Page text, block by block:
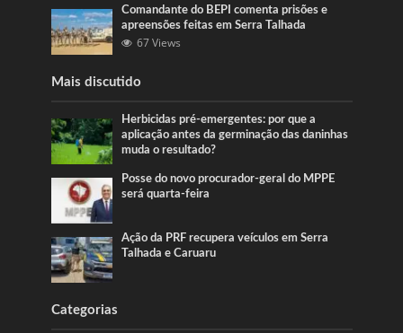
Comandante do BEPI comenta prisões e
apreensões feitas em Serra Talhada
67 Views
Mais discutido
Herbicidas pré-emergentes: por que a
aplicação antes da germinação das daninhas
muda o resultado?
Posse do novo procurador-geral do MPPE
será quarta-feira
Ação da PRF recupera veículos em Serra
Talhada e Caruaru
Categorias